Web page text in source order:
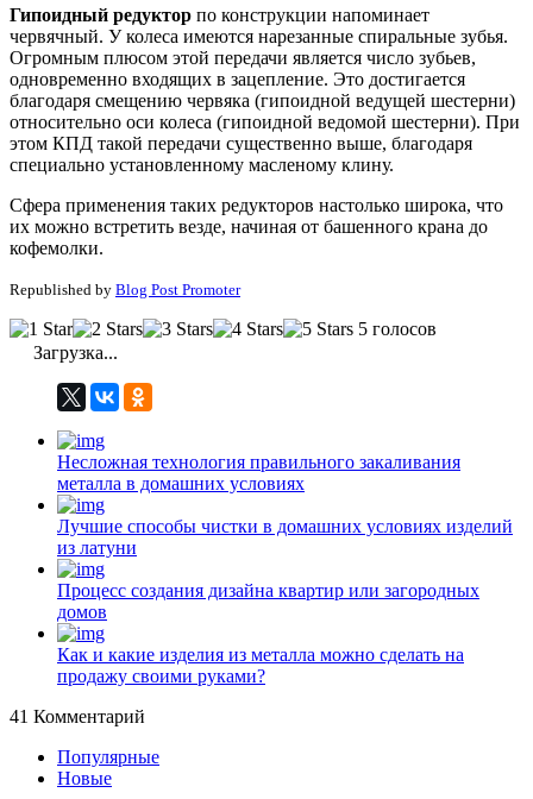
Гипоидный редуктор по конструкции напоминает
червячный. У колеса имеются нарезанные спиральные зубья.
Огромным плюсом этой передачи является число зубьев,
одновременно входящих в зацепление. Это достигается
благодаря смещению червяка (гипоидной ведущей шестерни)
относительно оси колеса (гипоидной ведомой шестерни). При
этом КПД такой передачи существенно выше, благодаря
специально установленному масленому клину.
Сфера применения таких редукторов настолько широка, что
их можно встретить везде, начиная от башенного крана до
кофемолки.
Republished by Blog Post Promoter
5 голосов
Загрузка...
Несложная технология правильного закаливания
металла в домашних условиях
Лучшие способы чистки в домашних условиях изделий
из латуни
Процесс создания дизайна квартир или загородных
домов
Как и какие изделия из металла можно сделать на
продажу своими руками?
41 Комментарий
Популярные
Новые